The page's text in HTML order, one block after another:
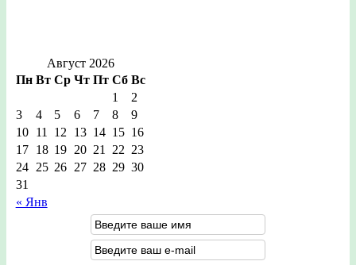
Август 2026
Пн Вт Ср Чт Пт Сб Вс
« Янв
1
2
3
4 5 6 7 8
9
10
11 12 13 14 15 16
17
18 19 20 21 22 23
24 25 26 27 28 29 30
31